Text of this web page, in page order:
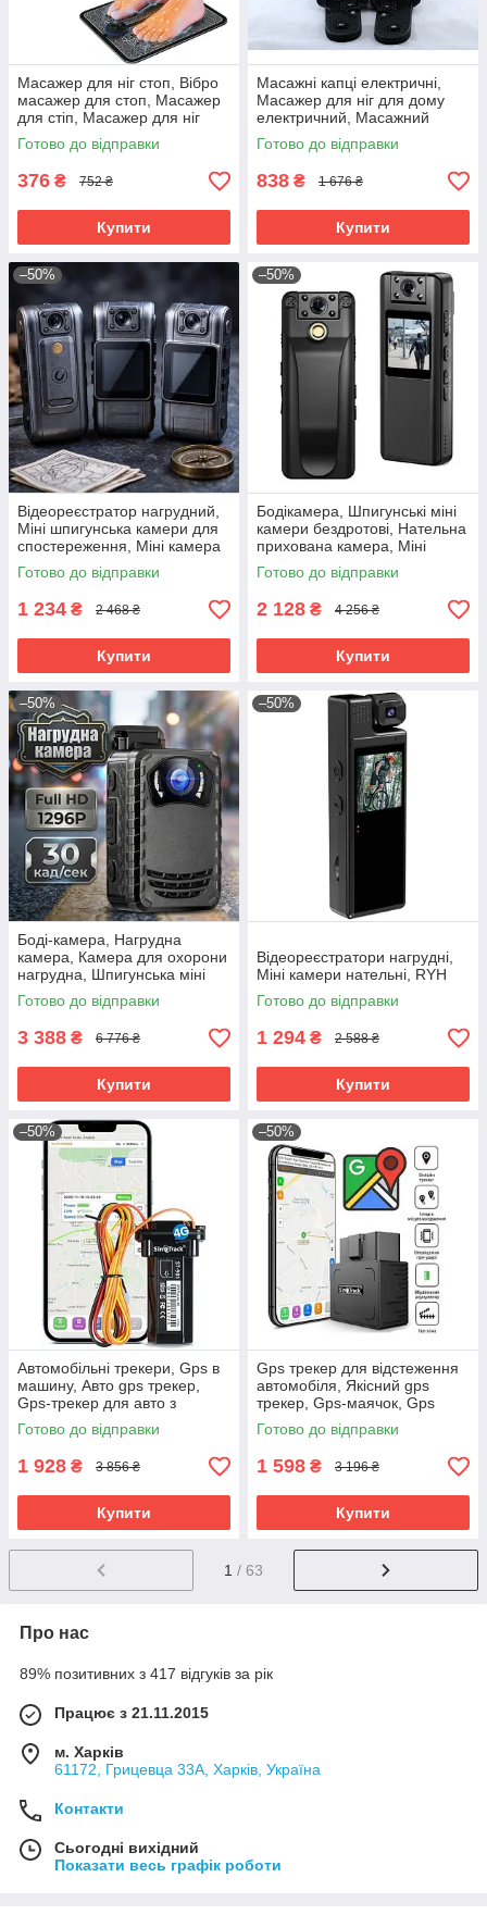
Масажер для ніг стоп, Вібро
масажер для стоп, Масажер
для стіп, Масажер для ніг
вібраційний, RYH
Готово до відправки
376 ₴ 752 ₴
Купити
Масажні капці електричні,
Масажер для ніг для дому
електричний, Масажний
апарат для ніг, RYH
Готово до відправки
838 ₴ 1 676 ₴
Купити
–50%
Відеореєстратор нагрудний,
Міні шпигунська камери для
спостереження, Міні камера
на одяг, Прихована нательна
камера, RYH
Готово до відправки
1 234 ₴ 2 468 ₴
Купити
–50%
Бодікамера, Шпигунські міні
камери бездротові, Нательна
прихована камера, Міні
камера шпигунська, RYH
Готово до відправки
2 128 ₴ 4 256 ₴
Купити
–50%
Боді-камера, Нагрудна
камера, Камера для охорони
нагрудна, Шпигунська міні
камера з великим часом
запису, RYH
Готово до відправки
3 388 ₴ 6 776 ₴
Купити
–50%
Відеореєстратори нагрудні,
Міні камери нательні, RYH
Готово до відправки
1 294 ₴ 2 588 ₴
Купити
–50%
Автомобільні трекери, Gps в
машину, Авто gps трекер,
Gps-трекер для авто з
додатком, Gps в машину від
викрадення, RYH
Готово до відправки
1 928 ₴ 3 856 ₴
Купити
–50%
Gps трекер для відстеження
автомобіля, Якісний gps
трекер, Gps-маячок, Gps
трекер на мотоцикл, Gps
маячок для авто, RYH
Готово до відправки
1 598 ₴ 3 196 ₴
Купити
1 / 63
Про нас
89% позитивних з 417 відгуків за рік
Працює з 21.11.2015
м. Харків
61172, Грицевца 33А, Харків, Україна
Контакти
Сьогодні вихідний
Показати весь графік роботи